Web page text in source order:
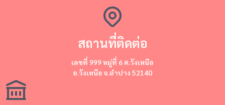
สถานที่ติดต่อ
​​เลขที่ 999 หมู่ที่ 6 ต.วังเหนือ
อ.วังเหนือ จ.ลำปาง 52140